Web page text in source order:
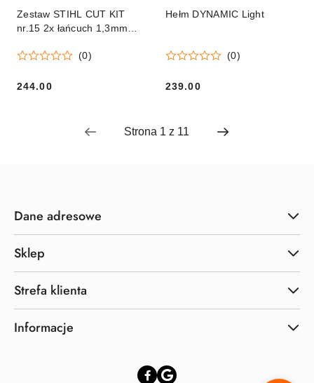
Zestaw STIHL CUT KIT
nr.15 2x łańcuch 1,3mm
prowadnica 35cm Orginał
(0)
Cena:
244.00
Hełm DYNAMIC Light
(0)
Cena:
239.00
Dane adresowe
Sklep
Strefa klienta
Informacje